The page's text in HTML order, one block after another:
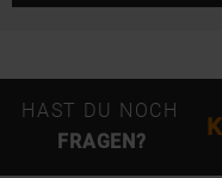
HAST DU NOCH
FRAGEN?